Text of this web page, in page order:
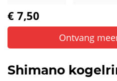
€ 7,50
Ontvang
Shimano